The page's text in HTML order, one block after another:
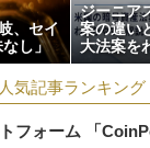
、セイ
し」
ジーニア
案の違い
大法案を
人気記事ランキング
フォーム 「